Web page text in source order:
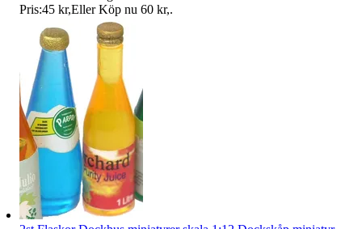
Pris:45 kr,Eller Köp nu 60 kr,.